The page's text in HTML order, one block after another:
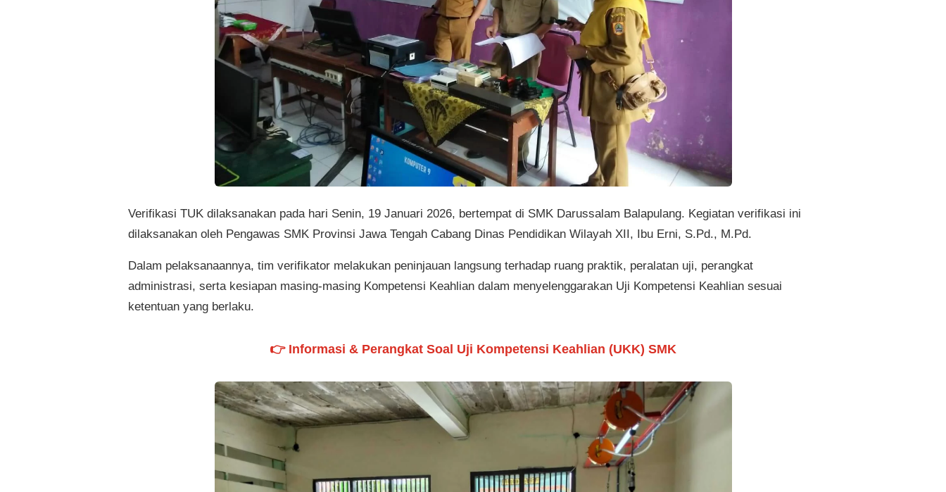
Verifikasi TUK dilaksanakan pada hari Senin, 19 Januari 2026, bertempat di SMK Darussalam Balapulang. Kegiatan verifikasi ini
dilaksanakan oleh Pengawas SMK Provinsi Jawa Tengah Cabang Dinas Pendidikan Wilayah XII, Ibu Erni, S.Pd., M.Pd.
Dalam pelaksanaannya, tim verifikator melakukan peninjauan langsung terhadap ruang praktik, peralatan uji, perangkat
administrasi, serta kesiapan masing-masing Kompetensi Keahlian dalam menyelenggarakan Uji Kompetensi Keahlian sesuai
ketentuan yang berlaku.
👉 Informasi & Perangkat Soal Uji Kompetensi Keahlian (UKK) SMK